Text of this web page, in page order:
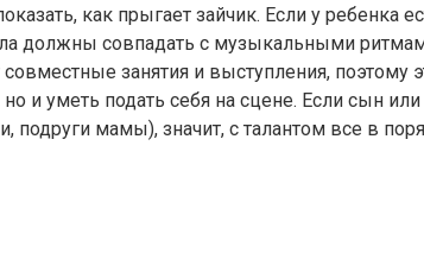
как прыгает зайчик. Если у ребенка
должны совпадать с музыкальными
занятия и выступления, поэтому
и уметь подать себя на сцене. Если сын
подруги мамы), значит, с талантом все в